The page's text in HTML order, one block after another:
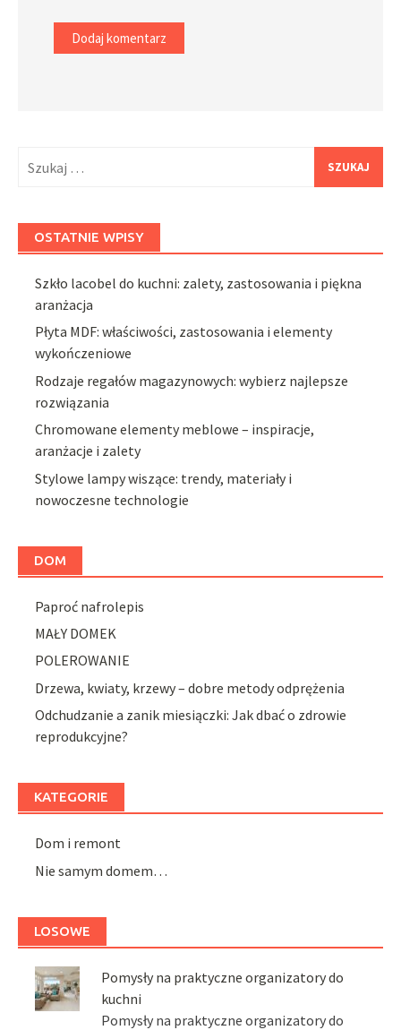
OSTATNIE WPISY
Szkło lacobel do kuchni: zalety, zastosowania i piękna
aranżacja
Płyta MDF: właściwości, zastosowania i elementy
wykończeniowe
Rodzaje regałów magazynowych: wybierz najlepsze
rozwiązania
Chromowane elementy meblowe – inspiracje,
aranżacje i zalety
Stylowe lampy wiszące: trendy, materiały i
nowoczesne technologie
DOM
Paproć nafrolepis
MAŁY DOMEK
POLEROWANIE
Drzewa, kwiaty, krzewy – dobre metody odprężenia
Odchudzanie a zanik miesiączki: Jak dbać o zdrowie
reprodukcyjne?
KATEGORIE
Dom i remont
Nie samym domem…
LOSOWE
Pomysły na praktyczne organizatory do
kuchni
Pomysły na praktyczne organizatory do